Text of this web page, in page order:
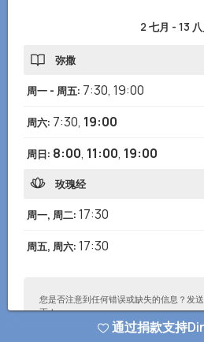
2 七月 - 13 八
弥撒
周一 - 周五: 7:30, 19:00
周六: 7:30, 19:00
周日: 8:00, 11:00, 19:00
玫瑰经
周一, 周二: 17:30
周五, 周六: 17:30
您是否注意到任何错误或缺失的信息？发
正！
通过捐款支持